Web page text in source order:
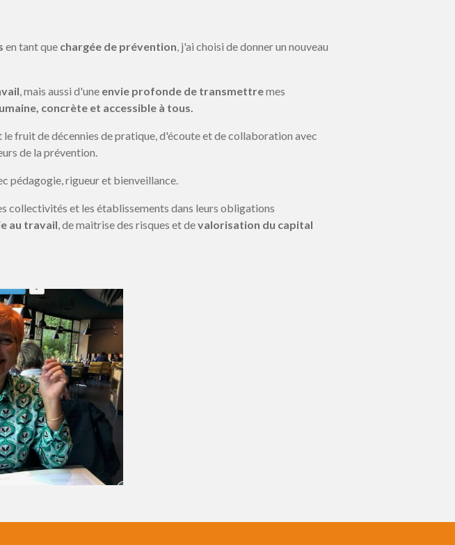
en tant que chargée de prévention, j'ai choisi de donner un nouveau
, mais aussi d'une envie profonde de transmettremes
concrète et accessible à tous.
fruit de décennies de pratique, d'écoute et de collaboration avec
de la prévention.
pédagogie, rigueur et bienveillance.
collectivités et les établissements dans leurs obligations
au travail, de maitrise des risques et devalorisation du capital